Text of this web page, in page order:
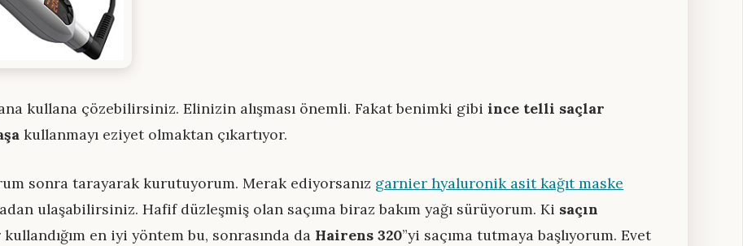
kullana çözebilirsiniz. Elinizin alışması önemli. Fakat benimki gibiince telli saçlar
kullanmayı eziyet olmaktan çıkartıyor.
sonra tarayarak kurutuyorum. Merak ediyorsanız garnier hyaluronik asit kağıt maske
ulaşabilirsiniz. Hafif düzleşmiş olan saçıma biraz bakım yağı sürüyorum. Ki saçın
en iyi yöntem bu, sonrasında da Hairens 320”yi saçıma tutmaya başlıyorum. Evet